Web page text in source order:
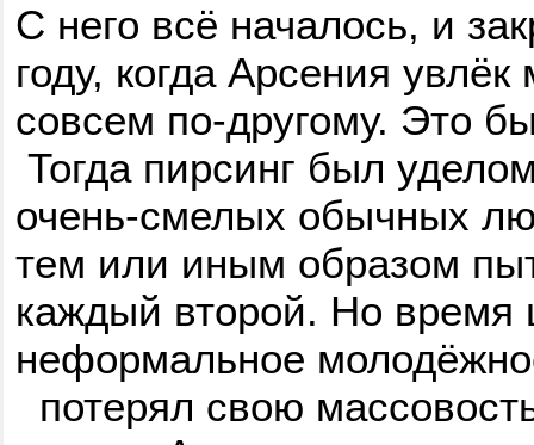
С него всё началось, и
году, когда Арсения
совсем по-другому. Это
Тогда пирсинг был
очень-смелых обычных
тем или иным образом
каждый второй. Но
неформальное
потерял свою